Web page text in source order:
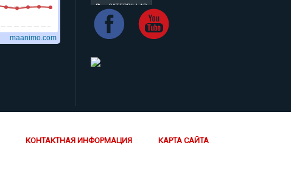
CATERPILLAR
КОНТАКТНАЯ ИНФОРМАЦИЯ КАРТА САЙТА